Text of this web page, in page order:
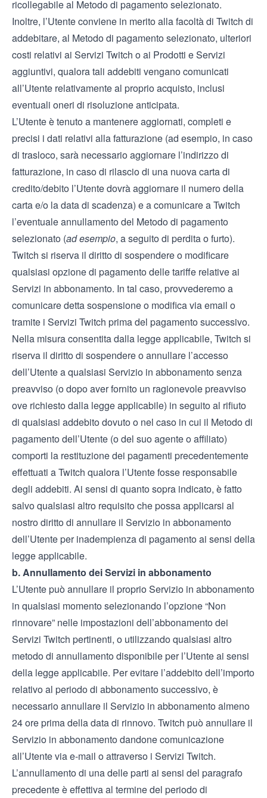
ricollegabile al Metodo di pagamento selezionato.
Inoltre, l’Utente conviene in merito alla facoltà di Twitch di
addebitare, al Metodo di pagamento selezionato, ulteriori
costi relativi ai Servizi Twitch o ai Prodotti e Servizi
aggiuntivi, qualora tali addebiti vengano comunicati
all’Utente relativamente al proprio acquisto, inclusi
eventuali oneri di risoluzione anticipata.
L’Utente è tenuto a mantenere aggiornati, completi e
precisi i dati relativi alla fatturazione (ad esempio, in caso
di trasloco, sarà necessario aggiornare l’indirizzo di
fatturazione, in caso di rilascio di una nuova carta di
credito/debito l’Utente dovrà aggiornare il numero della
carta e/o la data di scadenza) e a comunicare a Twitch
l’eventuale annullamento del Metodo di pagamento
selezionato (ad esempio, a seguito di perdita o furto).
Twitch si riserva il diritto di sospendere o modificare
qualsiasi opzione di pagamento delle tariffe relative ai
Servizi in abbonamento. In tal caso, provvederemo a
comunicare detta sospensione o modifica via email o
tramite i Servizi Twitch prima del pagamento successivo.
Nella misura consentita dalla legge applicabile, Twitch si
riserva il diritto di sospendere o annullare l’accesso
dell’Utente a qualsiasi Servizio in abbonamento senza
preavviso (o dopo aver fornito un ragionevole preavviso
ove richiesto dalla legge applicabile) in seguito al rifiuto
di qualsiasi addebito dovuto o nel caso in cui il Metodo di
pagamento dell’Utente (o del suo agente o affiliato)
comporti la restituzione dei pagamenti precedentemente
effettuati a Twitch qualora l’Utente fosse responsabile
degli addebiti. Ai sensi di quanto sopra indicato, è fatto
salvo qualsiasi altro requisito che possa applicarsi al
nostro diritto di annullare il Servizio in abbonamento
dell’Utente per inadempienza di pagamento ai sensi della
legge applicabile.
b. Annullamento dei Servizi in abbonamento
L’Utente può annullare il proprio Servizio in abbonamento
in qualsiasi momento selezionando l’opzione “Non
rinnovare” nelle impostazioni dell’abbonamento dei
Servizi Twitch pertinenti, o utilizzando qualsiasi altro
metodo di annullamento disponibile per l’Utente ai sensi
della legge applicabile. Per evitare l’addebito dell’importo
relativo al periodo di abbonamento successivo, è
necessario annullare il Servizio in abbonamento almeno
24 ore prima della data di rinnovo. Twitch può annullare il
Servizio in abbonamento dandone comunicazione
all’Utente via e-mail o attraverso i Servizi Twitch.
L’annullamento di una delle parti ai sensi del paragrafo
precedente è effettiva al termine del periodo di